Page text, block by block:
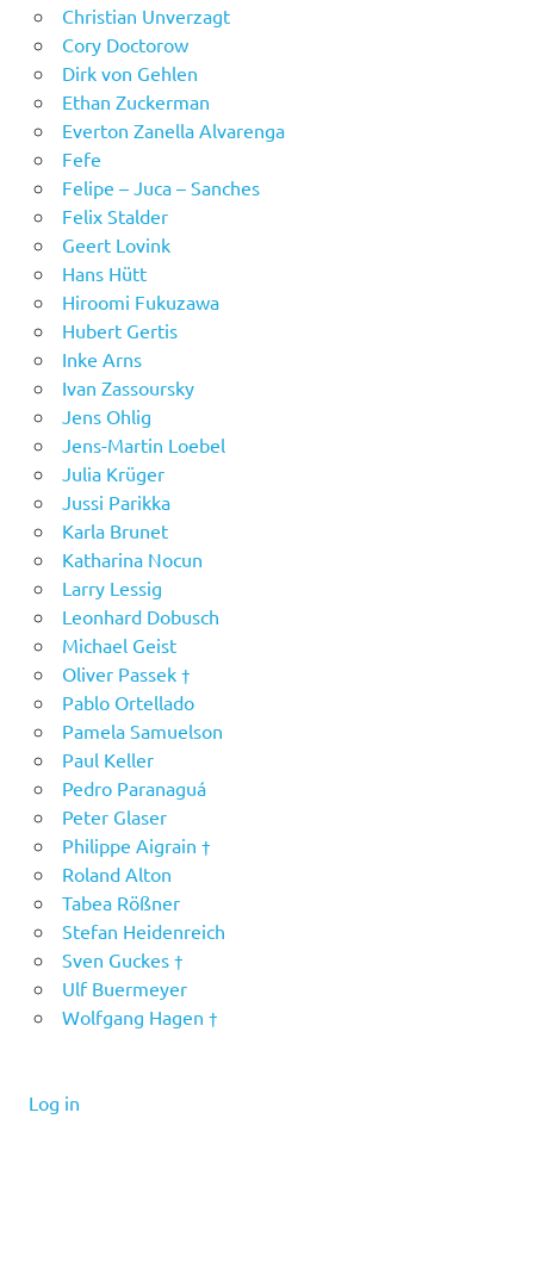
Christian Unverzagt
Cory Doctorow
Dirk von Gehlen
Ethan Zuckerman
Everton Zanella Alvarenga
Fefe
Felipe – Juca – Sanches
Felix Stalder
Geert Lovink
Hans Hütt
Hiroomi Fukuzawa
Hubert Gertis
Inke Arns
Ivan Zassoursky
Jens Ohlig
Jens-Martin Loebel
Julia Krüger
Jussi Parikka
Karla Brunet
Katharina Nocun
Larry Lessig
Leonhard Dobusch
Michael Geist
Oliver Passek †
Pablo Ortellado
Pamela Samuelson
Paul Keller
Pedro Paranaguá
Peter Glaser
Philippe Aigrain †
Roland Alton
Tabea Rößner
Stefan Heidenreich
Sven Guckes †
Ulf Buermeyer
Wolfgang Hagen †
Log in